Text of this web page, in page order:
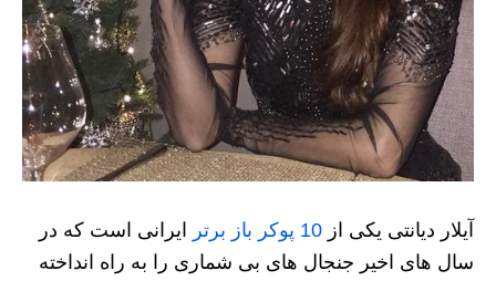
آیلار دیانتی یکی از 10 پوکر باز برتر
ایرانی است که در
سال های اخیر جنجال های بی شماری را به راه انداخته